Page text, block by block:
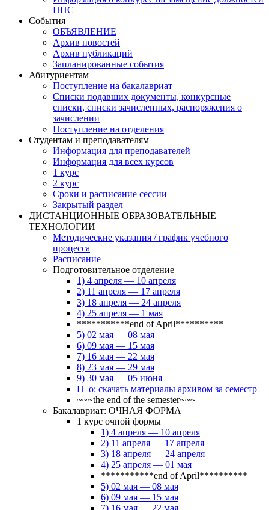
ППС
События
ОБЪЯВЛЕНИЕ
Архив новостей
Архив публикаций
Запланированные события
Абитуриентам
Поступление на бакалавриат
Списки подавших документы, конкурсные
списки, списки зачисленных, распоряжения о
зачислении
Поступление на отделения
Студентам и преподавателям
Информация для преподавателей
Информация для всех курсов
1 курс
2 курс
Сроки и расписание сессии
Закрытый раздел
ДИСТАНЦИОННЫЕ ОБРАЗОВАТЕЛЬНЫЕ
ТЕХНОЛОГИИ
Методические указания / график учебного
процесса
Расписание
Подготовительное отделение
1) 4 апреля — 10 апреля
2) 11 апреля — 17 апреля
3) 18 апреля — 24 апреля
4) 25 апреля — 1 мая
***********end of April**********
5) 02 мая — 08 мая
6) 09 мая — 15 мая
7) 16 мая — 22 мая
8) 23 мая — 29 мая
9) 30 мая — 05 июня
П_о: скачать материалы архивом за семестр
~~~the end of the semester~~~
Бакалавриат: ОЧНАЯ ФОРМА
1 курс очной формы
1) 4 апреля — 10 апреля
2) 11 апреля — 17 апреля
3) 18 апреля — 24 апреля
4) 25 апреля — 01 мая
***********end of April**********
5) 02 мая — 08 мая
6) 09 мая — 15 мая
7) 16 мая — 22 мая